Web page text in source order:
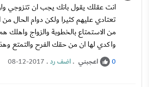
انت عقلك يقول بانك يجب ان تتزوجي
تعتادي عليهم كثيرا ولكن دوام الحال
من الاستمتاع بالخطوبة والزواج
واكدي لها ان من حقك الفرح والتمتع
0 اعجبني .اضف رد.
08-12-2017